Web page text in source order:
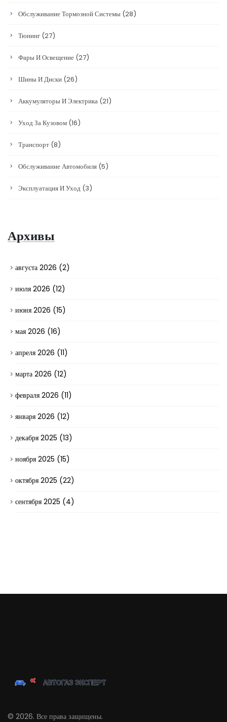
Обслуживание Тормозной Системы (28)
Тюнинг (27)
Фары И Освещение (27)
Шины И Диски (26)
Аккумуляторы И Электрика (21)
Уход За Кузовом (16)
Транспорт (8)
Обслуживание Автомобиля (5)
Эксплуатация И Уход (3)
Архивы
августа 2026 (2)
июля 2026 (12)
июня 2026 (15)
мая 2026 (16)
апреля 2026 (11)
марта 2026 (12)
февраля 2026 (11)
января 2026 (12)
декабря 2025 (13)
ноября 2025 (15)
октября 2025 (22)
сентября 2025 (4)
© 2026. Все права защищены.